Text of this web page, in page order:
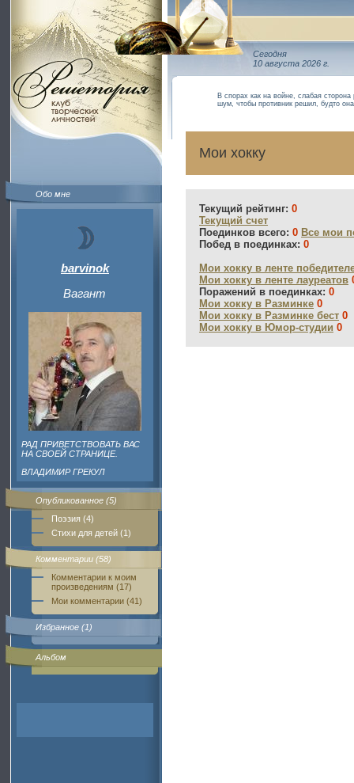
Обо мне
barvinok
Вагант
РАД ПРИВЕТСТВОВАТЬ ВАС
НА СВОЕЙ СТРАНИЦЕ.
ВЛАДИМИР ГРЕКУЛ
Опубликованное (5)
Поэзия (4)
Стихи для детей (1)
Комментарии (58)
Комментарии к моим
произведениям (17)
Мои комментарии (41)
Избранное (1)
Альбом
Сегодня
10 августа 2026 г.
В спорах как на войне, слабая сторона
шум, чтобы противник решил, будто
Мои хокку
Текущий рейтинг: 0
Текущий счет
Поединков всего: 0 Все мои
Побед в поединках: 0
Мои хокку в ленте
Мои хокку в ленте лауреатов
Поражений в поединках: 0
Мои хокку в Разминке 0
Мои хокку в Разминке бест 0
Мои хокку в Юмор-студии 0